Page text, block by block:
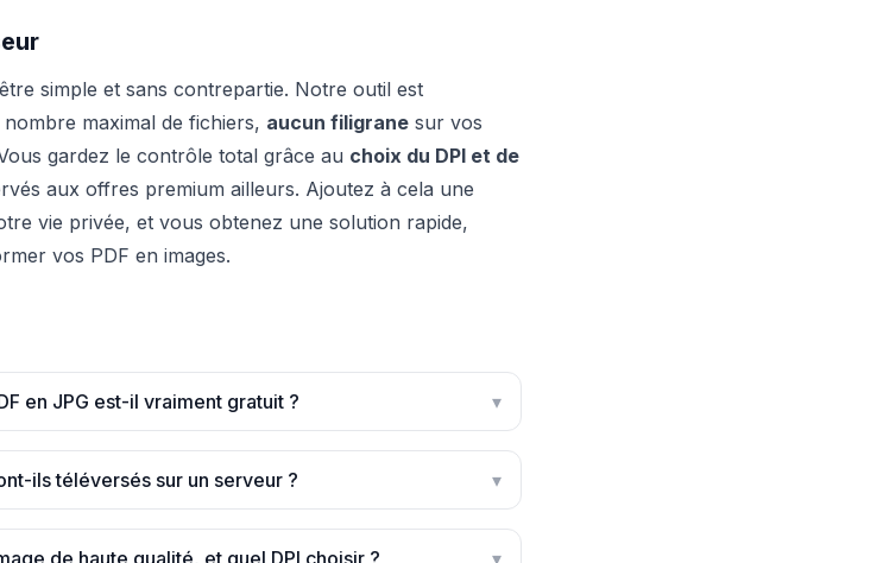
simple et sans contrepartie. Notre outil est
maximal de fichiers, aucun filigrane sur vos
gardez le contrôle total grâce au choix du DPI et de
aux offres premium ailleurs. Ajoutez à cela une
vie privée, et vous obtenez une solution rapide,
vos PDF en images.
en JPG est-il vraiment gratuit ? ▾
ils téléversés sur un serveur ? ▾
de haute qualité, et quel DPI choisir ? ▾